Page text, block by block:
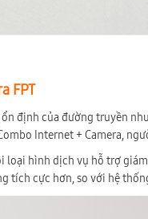
FPT
định của đường truyền
Internet + Camera,
loại hình dịch vụ hỗ trợ
tích cực hơn, so với hệ